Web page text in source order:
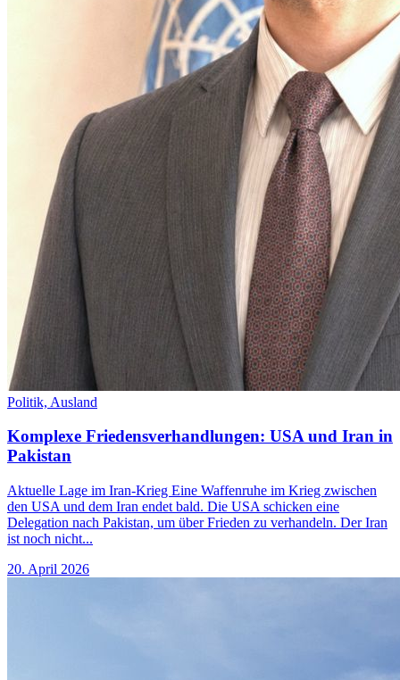
Politik, Ausland
Komplexe Friedensverhandlungen: USA und Iran in
Pakistan
Aktuelle Lage im Iran-Krieg Eine Waffenruhe im Krieg zwischen
den USA und dem Iran endet bald. Die USA schicken eine
Delegation nach Pakistan, um über Frieden zu verhandeln. Der Iran
ist noch nicht...
20. April 2026